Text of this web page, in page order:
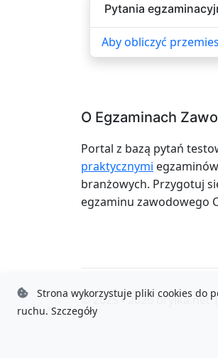
Pytania
Aby obliczyć
O Egzaminach
Portal z bazą pytań
praktycznymi
branżowych. Przygotuj
egzaminu zawodowego
© 2025 - 2026 brylka.net
Strona wykorzystuje pliki cookies do
ruchu. Szczegóły